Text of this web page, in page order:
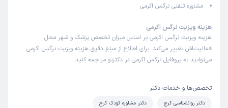
مشاوره تلفنی نرگس اکرمی
هزینه ویزیت نرگس اکرمی
هزینه ویزیت نرگس اکرمی بر اساس میزان تخصص پزشک و شهر محل
فعالیت‌اش تغییر می‌کند. برای اطلاع از مبلغ دقیق هزینه ویزیت نرگس اکرمی
می‌توانید به پروفایل نرگس اکرمی در دکترتو مراجعه کنید.
تخصص‌ها و خدمات دکتر
دکتر روانشناسی کرج دکتر مشاوره کودک کرج